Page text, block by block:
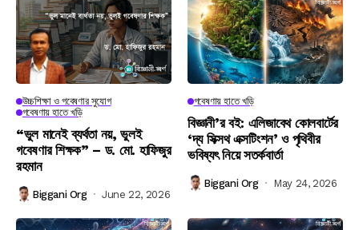
উচ্চশিক্ষা ও গবেষণার সুযোগ
গবেষণায় হাতে খড়ি
“ভুল মানেই ব্যর্থতা নয়, ভুলই
গবেষণার শিক্ষক” – ড. মো. হাফিজুর
রহমান
Biggani Org June 22, 2026
গবেষণায় হাতে খড়ি
বিজ্ঞানী’র বই: এলিজাবেথ কোলবার্টের
‘দ্য সিক্সথ এক্সটিংশন’ ও পৃথিবীর
ভবিষ্যৎ নিয়ে সতর্কবার্তা
Biggani Org May 24, 2026